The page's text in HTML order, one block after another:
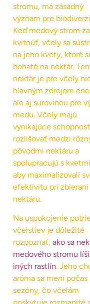
stromu, má zásadný
význam pre
Keď medový strom
kvitnúť, včely sa
na jeho kvety, ktoré
bohaté na nektár.
nektár je pre včely
hlavným zdrojom
ale aj surovinou pre
medu. Včely majú
vynikajúce
rozlišovať medzi
pôvodmi nektáru a
spolupracujú s
aby maximalizovali
efektivitu pri zbieraní
nektáru.
Na uspokojenie
včelstiev je dôležité
rozpoznať, ako sa
medového stromu
iných rastlín. Jeho
aróma sa mení počas
sezóny, čo včelám